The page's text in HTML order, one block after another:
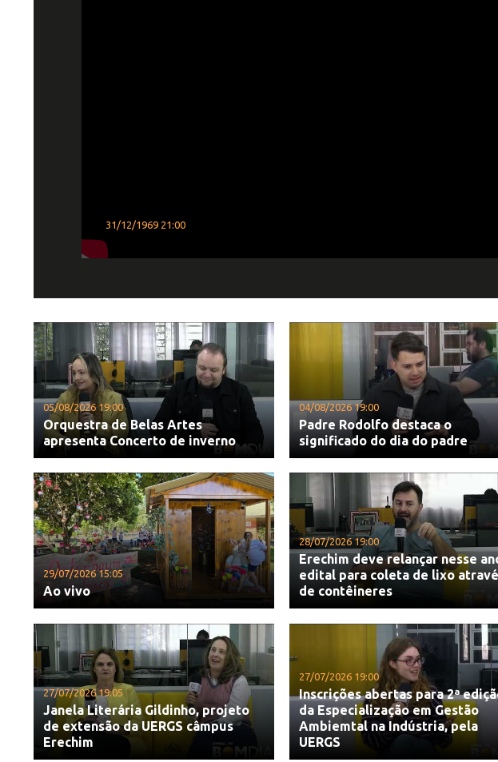
31/12/1969 21:00
05/08/2026 19:00
Orquestra de Belas Artes
apresenta Concerto de inverno
04/08/2026 19:00
Padre Rodolfo destaca o
significado do dia do padre
29/07/2026 15:05
Ao vivo
28/07/2026 19:00
Erechim deve relançar nesse
edital para coleta de lixo
de contêineres
27/07/2026 19:05
Janela Literária Gildinho, projeto
de extensão da UERGS câmpus
Erechim
27/07/2026 19:00
Inscrições abertas para 2ª
da Especialização em Gestão
Ambiemtal na Indústria, pela
UERGS